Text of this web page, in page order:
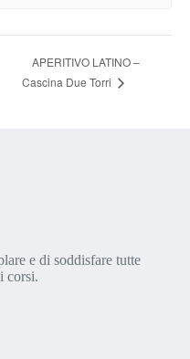
APERITIVO LATINO –
Cascina Due Torri
e di soddisfare tutte
corsi.